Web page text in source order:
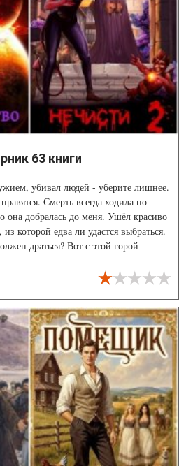
63 книги
убивал людей - уберите лишнее.
Смерть всегда ходила по
добралась до меня. Ушёл красиво
которой едва ли удастся выбраться.
драться? Вот с этой горой